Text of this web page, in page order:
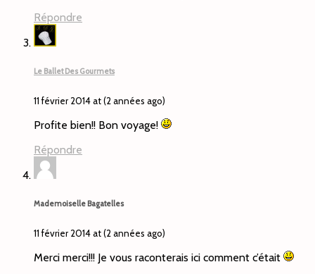
Répondre
Le Ballet Des Gourmets
11 février 2014 at (2 années ago)
Profite bien!! Bon voyage!
Répondre
Mademoiselle Bagatelles
11 février 2014 at (2 années ago)
Merci merci!!! Je vous raconterais ici comment c’était